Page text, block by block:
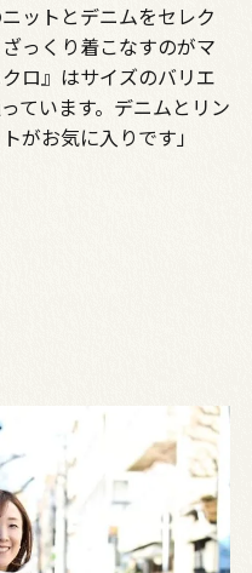
ットとデニムをセレク
っくり着こなすのがマ
ロ』はサイズのバリエ
ています。デニムとリン
がお気に入りです」